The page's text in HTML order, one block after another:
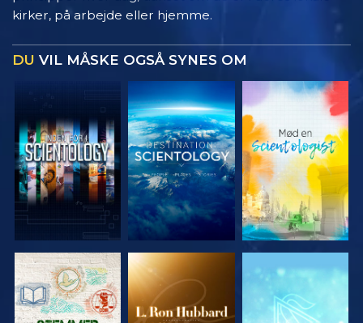
kirker, på arbejde eller hjemme.
DU VIL MÅSKE OGSÅ SYNES OM
UDFORSK
SERIEN
UDFORSK
SERIEN
UDFORSK
SERIEN